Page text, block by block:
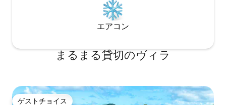
エアコン
まるまる貸切のヴィラ
ゲストチョイス